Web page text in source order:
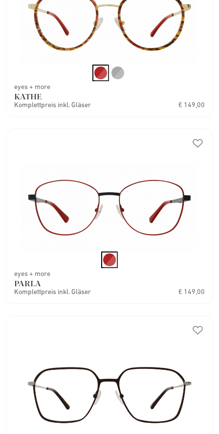
eyes + more
KATHE
Komplettpreis inkl. Gläser € 149,00
eyes + more
PARLA
Komplettpreis inkl. Gläser € 149,00